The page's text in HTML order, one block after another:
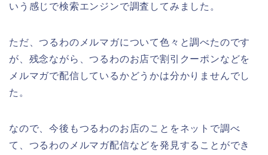
いう感じで検索エンジンで調査してみました。
ただ、つるわのメルマガについて色々と調べたのです
が、残念ながら、つるわのお店で割引クーポンなどを
メルマガで配信しているかどうかは分かりませんでし
た。
なので、今後もつるわのお店のことをネットで調べ
て、つるわのメルマガ配信などを発見することができ